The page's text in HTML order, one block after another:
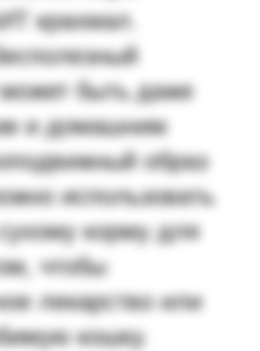
крахмал.
быть даже
и домашним
образ
использовать
корму для
чтобы
лекарство или
кошку.